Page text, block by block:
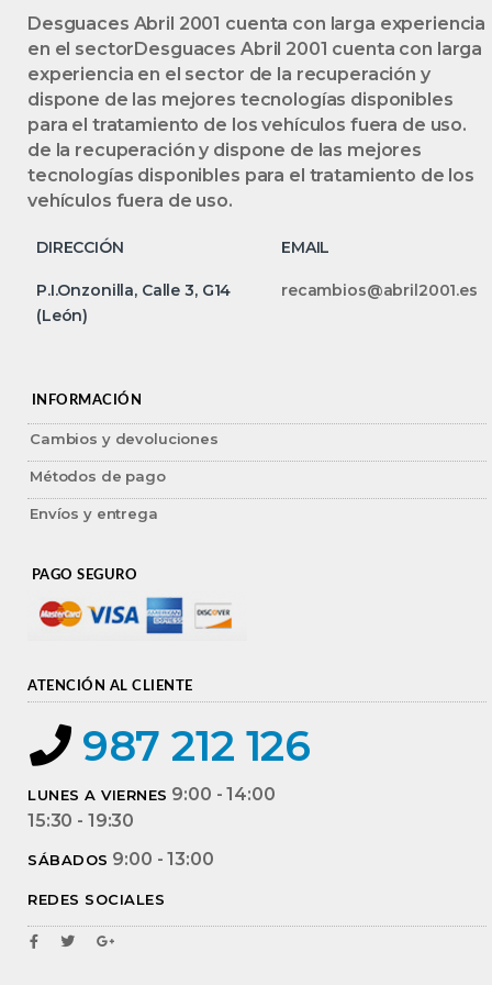
Desguaces Abril 2001 cuenta con larga experiencia
en el sectorDesguaces Abril 2001 cuenta con larga
experiencia en el sector de la recuperación y
dispone de las mejores tecnologías disponibles
para el tratamiento de los vehículos fuera de uso.
de la recuperación y dispone de las mejores
tecnologías disponibles para el tratamiento de los
vehículos fuera de uso.
DIRECCIÓN EMAIL
P.I.Onzonilla, Calle 3, G14
(León)
recambios@abril2001.es
INFORMACIÓN
Cambios y devoluciones
Métodos de pago
Envíos y entrega
PAGO SEGURO
ATENCIÓN AL CLIENTE
987 212 126
LUNES A VIERNES 9:00 - 14:00
15:30 - 19:30
SÁBADOS 9:00 - 13:00
REDES SOCIALES